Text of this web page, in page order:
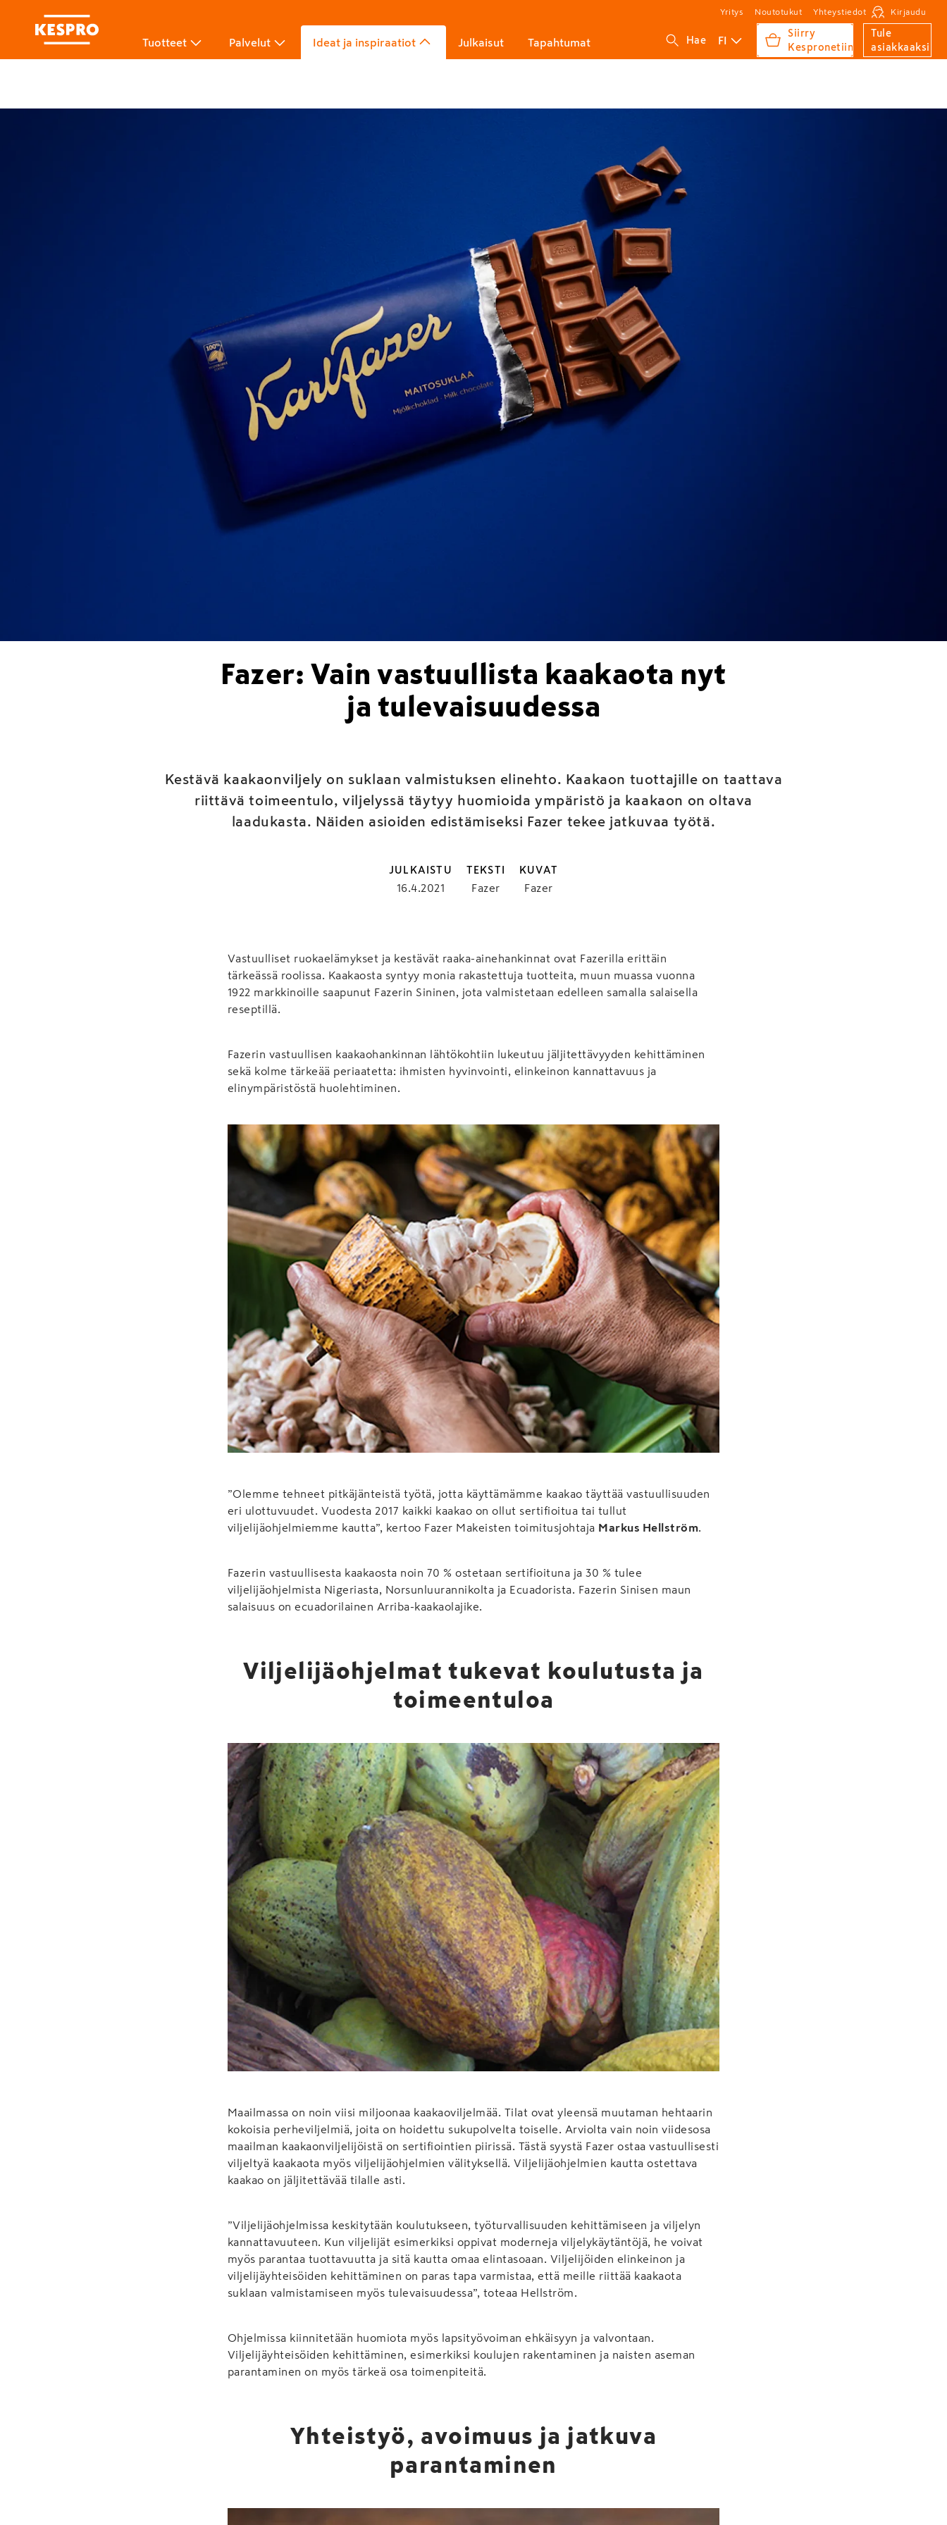
Yritys Noutotukut Yhteystiedot Kirjaudu
Tuotteet Palvelut Ideat ja inspiraatiot Julkaisut Tapahtumat Hae FI
Siirry
Kespronetiin
Tule
asiakkaaksi
Fazer: Vain vastuullista kaakaota nyt
ja tulevaisuudessa
Kestävä kaakaonviljely on suklaan valmistuksen elinehto. Kaakaon tuottajille on taattava
riittävä toimeentulo, viljelyssä täytyy huomioida ympäristö ja kaakaon on oltava
laadukasta. Näiden asioiden edistämiseksi Fazer tekee jatkuvaa työtä.
JULKAISTU
16.4.2021
TEKSTI
Fazer
KUVAT
Fazer
Vastuulliset ruokaelämykset ja kestävät raaka-ainehankinnat ovat Fazerilla erittäin
tärkeässä roolissa. Kaakaosta syntyy monia rakastettuja tuotteita, muun muassa vuonna
1922 markkinoille saapunut Fazerin Sininen, jota valmistetaan edelleen samalla salaisella
reseptillä.
Fazerin vastuullisen kaakaohankinnan lähtökohtiin lukeutuu jäljitettävyyden kehittäminen
sekä kolme tärkeää periaatetta: ihmisten hyvinvointi, elinkeinon kannattavuus ja
elinympäristöstä huolehtiminen.
”Olemme tehneet pitkäjänteistä työtä, jotta käyttämämme kaakao täyttää vastuullisuuden
eri ulottuvuudet. Vuodesta 2017 kaikki kaakao on ollut sertifioitua tai tullut
viljelijäohjelmiemme kautta”, kertoo Fazer Makeisten toimitusjohtaja Markus Hellström
Fazerin vastuullisesta kaakaosta noin 70 % ostetaan sertifioituna ja 30 % tulee
viljelijäohjelmista Nigeriasta, Norsunluurannikolta ja Ecuadorista. Fazerin Sinisen maun
salaisuus on ecuadorilainen Arriba-kaakaolajike.
Viljelijäohjelmat tukevat koulutusta ja
toimeentuloa
Maailmassa on noin viisi miljoonaa kaakaoviljelmää. Tilat ovat yleensä muutaman hehtaarin
kokoisia perheviljelmiä, joita on hoidettu sukupolvelta toiselle. Arviolta vain noin viidesosa
maailman kaakaonviljelijöistä on sertifiointien piirissä. Tästä syystä Fazer ostaa vastuullisesti
viljeltyä kaakaota myös viljelijäohjelmien välityksellä. Viljelijäohjelmien kautta ostettava
kaakao on jäljitettävää tilalle asti.
”Viljelijäohjelmissa keskitytään koulutukseen, työturvallisuuden kehittämiseen ja viljelyn
kannattavuuteen. Kun viljelijät esimerkiksi oppivat moderneja viljelykäytäntöjä, he voivat
myös parantaa tuottavuutta ja sitä kautta omaa elintasoaan. Viljelijöiden elinkeinon ja
viljelijäyhteisöiden kehittäminen on paras tapa varmistaa, että meille riittää kaakaota
suklaan valmistamiseen myös tulevaisuudessa”, toteaa Hellström.
Ohjelmissa kiinnitetään huomiota myös lapsityövoiman ehkäisyyn ja valvontaan.
Viljelijäyhteisöiden kehittäminen, esimerkiksi koulujen rakentaminen ja naisten aseman
parantaminen on myös tärkeä osa toimenpiteitä.
Yhteistyö, avoimuus ja jatkuva
parantaminen